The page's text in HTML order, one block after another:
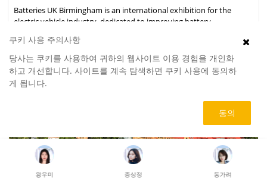
Batteries UK Birmingham is an international exhibition for the
electric vehicle industry, dedicated to improving battery
entire supply cha
October
08, 2023
왕우미 증상정 동가려
쿠키 사용 주의사항
당사는 쿠키를 사용하여 귀하의 웹사이트 이용 경험을 개인화
하고 개선합니다. 사이트를 계속 탐색하면 쿠키 사용에 동의하
게 됩니다.
동의